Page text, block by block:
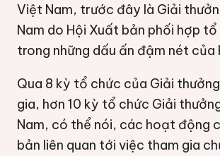
Việt Nam, trước đây là Giải
Nam do Hội Xuất bản phối hợp
trong những dấu ấn đậm nét của
Qua 8 kỳ tổ chức của Giải
gia, hơn 10 kỳ tổ chức Giải
Nam, có thể nói, các hoạt động
bản liên quan tới việc tham gia